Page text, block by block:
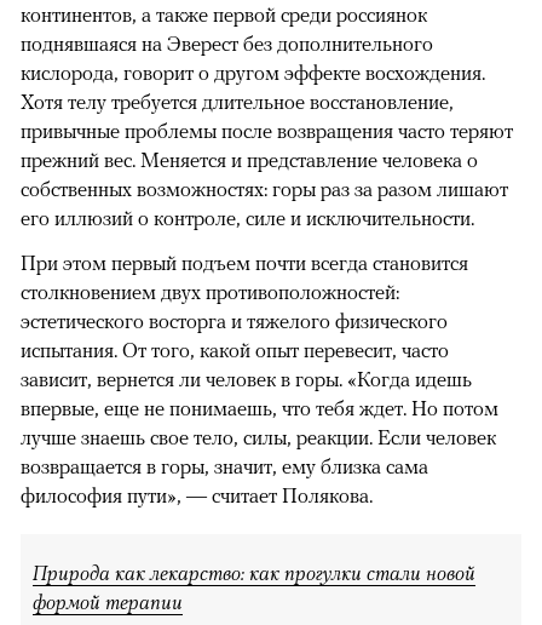
континентов, а также первой среди россиянок
поднявшаяся на Эверест без дополнительного
кислорода, говорит о другом эффекте восхождения.
Хотя телу требуется длительное восстановление,
привычные проблемы после возвращения часто теряют
прежний вес. Меняется и представление человека о
собственных возможностях: горы раз за разом лишают
его иллюзий о контроле, силе и исключительности.
При этом первый подъем почти всегда становится
столкновением двух противоположностей:
эстетического восторга и тяжелого физического
испытания. От того, какой опыт перевесит, часто
зависит, вернется ли человек в горы. «Когда идешь
впервые, еще не понимаешь, что тебя ждет. Но потом
лучше знаешь свое тело, силы, реакции. Если человек
возвращается в горы, значит, ему близка сама
философия пути», — считает Полякова.
Природа как лекарство: как прогулки стали новой
формой терапии